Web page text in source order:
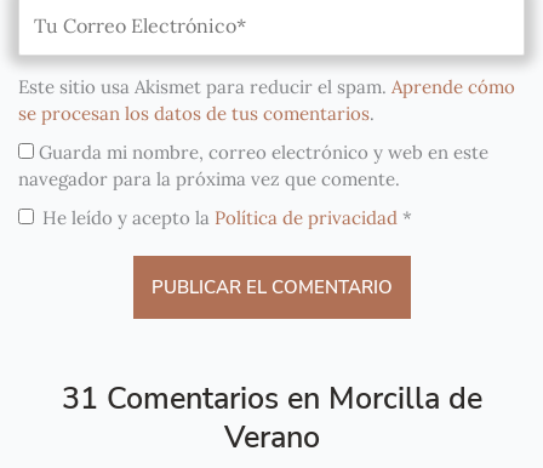
Este sitio usa Akismet para reducir el spam. Aprende cómo
se procesan los datos de tus comentarios.
Guarda mi nombre, correo electrónico y web en este
navegador para la próxima vez que comente.
He leído y acepto la Política de privacidad *
31 Comentarios en Morcilla de
Verano